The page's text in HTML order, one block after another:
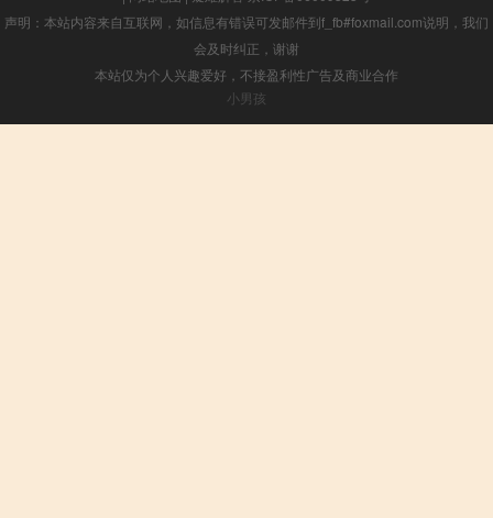
声明：本站内容来自互联网，如信息有错误可发邮件到f_fb#foxmail.com说明，我们
会及时纠正，谢谢
本站仅为个人兴趣爱好，不接盈利性广告及商业合作
小男孩